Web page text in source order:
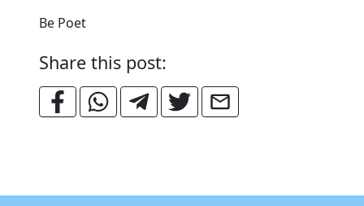
Be Poet
Share this post: